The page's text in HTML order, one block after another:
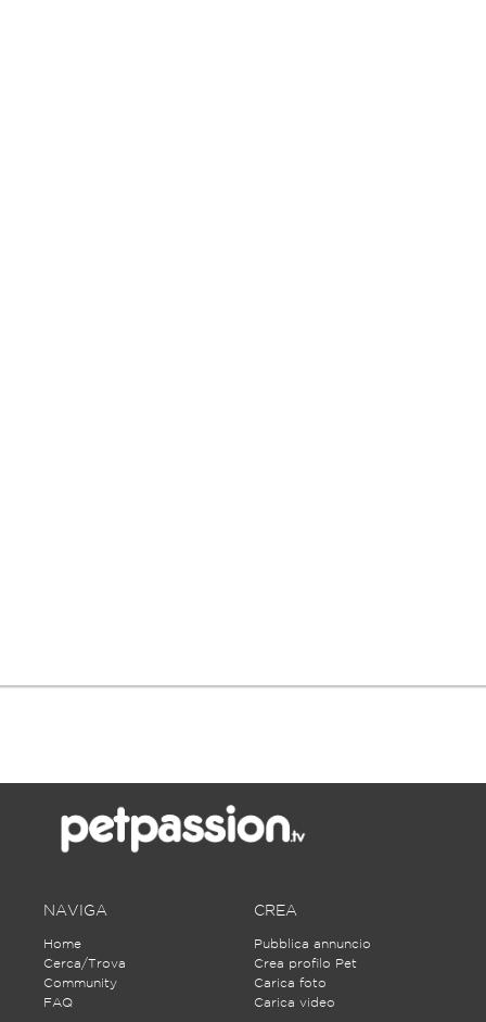
NAVIGA
Home
Cerca/Trova
Community
FAQ
CREA
Pubblica annuncio
Crea profilo Pet
Carica foto
Carica video